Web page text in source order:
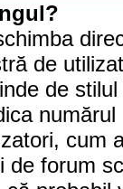
de
de
cum
de forum